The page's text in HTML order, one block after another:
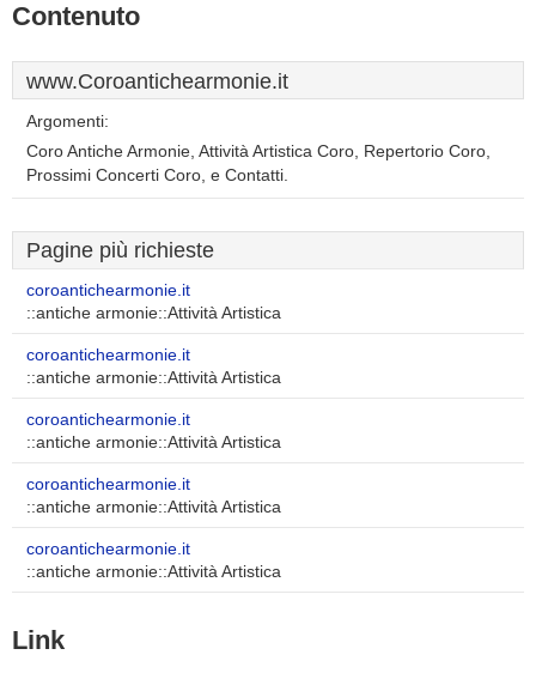
Contenuto
www.Coroantichearmonie.it
Argomenti:
Coro Antiche Armonie, Attività Artistica Coro, Repertorio Coro,
Prossimi Concerti Coro, e Contatti.
Pagine più richieste
coroantichearmonie.it
::antiche armonie::Attività Artistica
coroantichearmonie.it
::antiche armonie::Attività Artistica
coroantichearmonie.it
::antiche armonie::Attività Artistica
coroantichearmonie.it
::antiche armonie::Attività Artistica
coroantichearmonie.it
::antiche armonie::Attività Artistica
Link